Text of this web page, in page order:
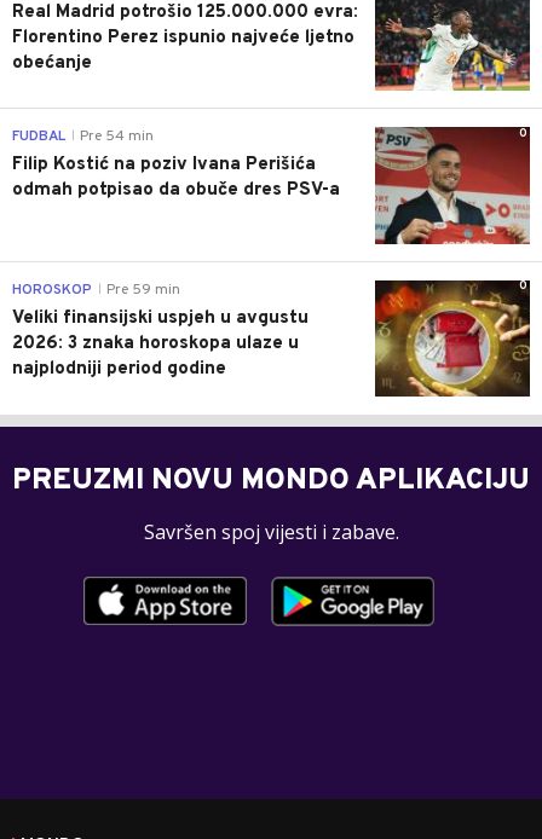
Real Madrid potrošio 125.000.000 evra:
Florentino Perez ispunio najveće ljetno
obećanje
0
FUDBAL Pre 54 min
Filip Kostić na poziv Ivana Perišića
odmah potpisao da obuče dres PSV-a
0
HOROSKOP Pre 59 min
Veliki finansijski uspjeh u avgustu
2026: 3 znaka horoskopa ulaze u
najplodniji period godine
PREUZMI NOVU MONDO APLIKACIJU
Savršen spoj vijesti i zabave.